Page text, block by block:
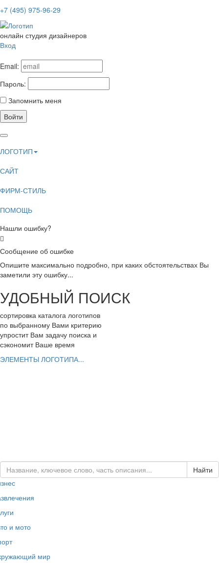
+7 (495) 975-96-29
онлайн студия дизайнеров
Вход
Email:
Пароль:
Запомнить меня
Войти
ЛОГОТИП
САЙТ
ФИРМ-СТИЛЬ
ПОМОЩЬ
Нашли ошибку?
Сообщение об ошибке
Опишите максимально подробно, при каких обстоятельствах Вы
заметили эту ошибку...
УДОБНЫЙ ПОИСК
сортировка каталога логотипов
по выбранному Вами критерию
упростит Вам задачу поиска и
сэкономит Ваше время
ЭЛЕМЕНТЫ ЛОГОТИПА...
и мото
мир